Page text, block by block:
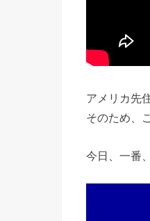
アメリカ先
そのため、
今日、一番